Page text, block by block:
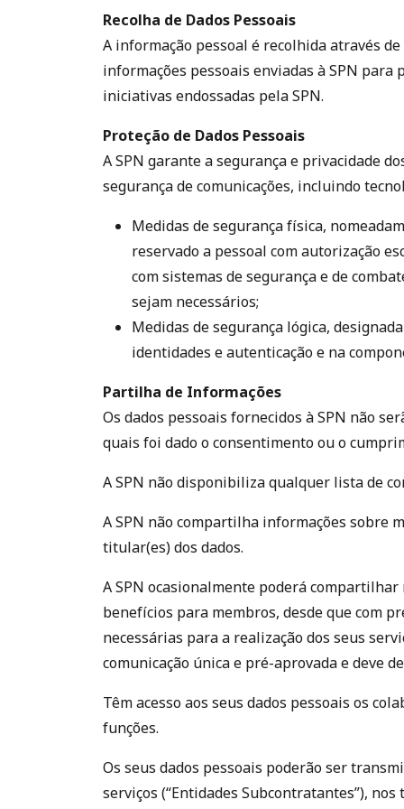
Recolha de Dados Pessoais
A informação pessoal é recolhida através
informações pessoais enviadas à SPN para
iniciativas endossadas pela SPN.
Proteção de Dados Pessoais
A SPN garante a segurança e privacidade
segurança de comunicações, incluindo
Medidas de segurança física,
reservado a pessoal com autorização
com sistemas de segurança e de
sejam necessários;
Medidas de segurança lógica,
identidades e autenticação e na
Partilha de Informações
Os dados pessoais fornecidos à SPN não
quais foi dado o consentimento ou o
A SPN não disponibiliza qualquer lista de
A SPN não compartilha informações sobre
titular(es) dos dados.
A SPN ocasionalmente poderá
benefícios para membros, desde que com
necessárias para a realização dos seus
comunicação única e pré-aprovada e deve
Têm acesso aos seus dados pessoais os
funções.
Os seus dados pessoais poderão ser
serviços (“Entidades Subcontratantes”),